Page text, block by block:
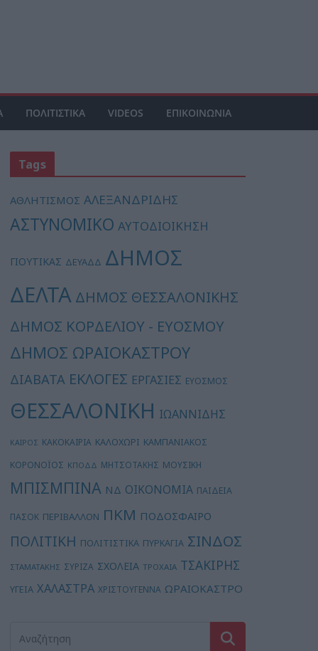
ΠΟΛΙΤΙΣΤΙΚΑ VIDEOS ΕΠΙΚΟΙΝΩΝΙΑ
Tags
ΑΘΛΗΤΙΣΜΟΣ ΑΛΕΞΑΝΔΡΙΔΗΣ
ΑΣΤΥΝΟΜΙΚΟ ΑΥΤΟΔΙΟΙΚΗΣΗ
ΓΙΟΥΤΙΚΑΣ ΔΕΥΑΔΔ ΔΗΜΟΣ
ΔΕΛΤΑ ΔΗΜΟΣ ΘΕΣΣΑΛΟΝΙΚΗΣ
ΔΗΜΟΣ ΚΟΡΔΕΛΙΟΥ - ΕΥΟΣΜΟΥ
ΔΗΜΟΣ ΩΡΑΙΟΚΑΣΤΡΟΥ
ΔΙΑΒΑΤΑ ΕΚΛΟΓΕΣ ΕΡΓΑΣΙΕΣ ΕΥΟΣΜΟΣ
ΘΕΣΣΑΛΟΝΙΚΗ ΙΩΑΝΝΙΔΗΣ
ΚΑΙΡΟΣ ΚΑΚΟΚΑΙΡΙΑ ΚΑΛΟΧΩΡΙ ΚΑΜΠΑΝΙΑΚΟΣ
ΚΟΡΟΝΟΪΟΣ ΚΠΟΔΔ ΜΗΤΣΟΤΑΚΗΣ ΜΟΥΣΙΚΗ
ΜΠΙΣΜΠΙΝΑ ΝΔ ΟΙΚΟΝΟΜΙΑ ΠΑΙΔΕΙΑ
ΠΑΣΟΚ ΠΕΡΙΒΑΛΛΟΝ ΠΚΜ ΠΟΔΟΣΦΑΙΡΟ
ΠΟΛΙΤΙΚΗ ΠΟΛΙΤΙΣΤΙΚΑ ΠΥΡΚΑΓΙΑ ΣΙΝΔΟΣ
ΣΤΑΜΑΤΑΚΗΣ ΣΥΡΙΖΑ ΣΧΟΛΕΙΑ ΤΡΟΧΑΙΑ ΤΣΑΚΙΡΗΣ
ΥΓΕΙΑ ΧΑΛΑΣΤΡΑ ΧΡΙΣΤΟΥΓΕΝΝΑ ΩΡΑΙΟΚΑΣΤΡΟ